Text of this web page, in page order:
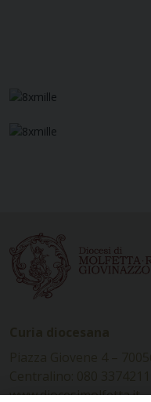
www.diocesimolfetta.it –